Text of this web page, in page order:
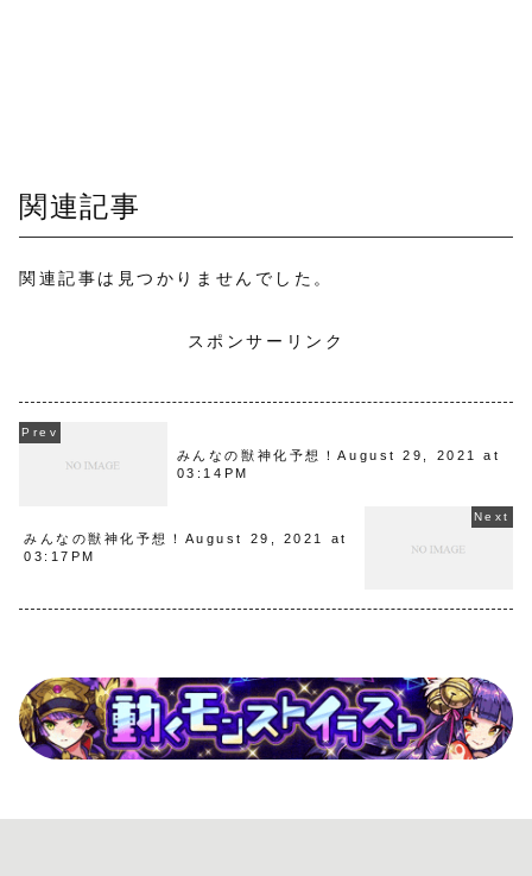
関連記事
関連記事は見つかりませんでした。
スポンサーリンク
みんなの獣神化予想！August 29, 2021 at
03:14PM
みんなの獣神化予想！August 29, 2021 at
03:17PM